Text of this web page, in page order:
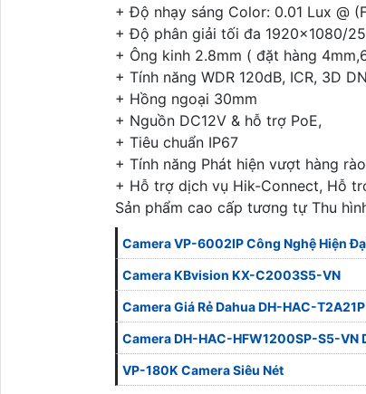
+ Độ nhạy sáng Color: 0.01 Lux @
+ Độ phân giải tối đa 1920x1080/
+ Ông kinh 2.8mm ( đặt hàng
+ Tính năng WDR 120dB, ICR, 3D
+ Hồng ngoại 30mm
+ Nguồn DC12V & hỗ trợ PoE,
+ Tiêu chuẩn IP67
+ Tính năng Phát hiện vượt hàng
+ Hỗ trợ dịch vụ Hik-Connect, Hỗ
Sản phẩm cao cấp tương tự Thu
Camera VP-6002IP Công Nghệ Hiện
Camera KBvision KX-C2003S5-VN
Camera Giá Rẻ Dahua DH-HAC-T2A21P
Camera DH-HAC-HFW1200SP-S5-
VP-180K Camera Siêu Nét